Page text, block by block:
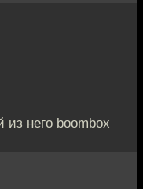
из него boombox